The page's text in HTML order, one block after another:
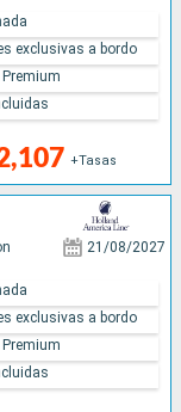
+Tasas
exclusivas a bordo
Premium
21/08/2027
exclusivas a bordo
Premium